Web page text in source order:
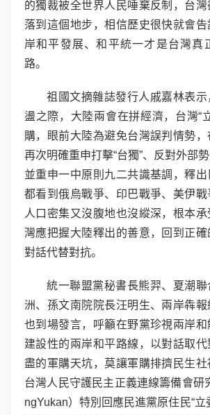
的獨裁被全世界人民唾棄反制，台
落到這個地步，相信歷史很快就會
岸和平發展、和平統一才是台灣真
路。
祖國文摘雜誌發行人戚嘉林表
盪之際，大陸兩會在拼經濟，台灣“
購，眼前大陸為避免台灣誤判情勢
再次明確重申打擊“台獨”、反對外部
並重申一中原則九二共識基調，釋
都看到俄烏戰爭、印巴戰爭、美伊
人口密集又沒腹地也沒縱深，根本
灣應把握大陸釋出的善意，回到正
對話代替對抗。
統一聯盟黨秘書長熊羿、夏潮
洲、孫文南院院長汪明生、兩岸犇
也到場發言，呼籲在野黨珍視兩岸
建設性的兩岸和平路線，以對話取
盡的軍購天坑，莫讓軍購排擠民生社
台灣人民守護民主正義連線籌備會研
ngYukan）特別回應民進黨原住民“立